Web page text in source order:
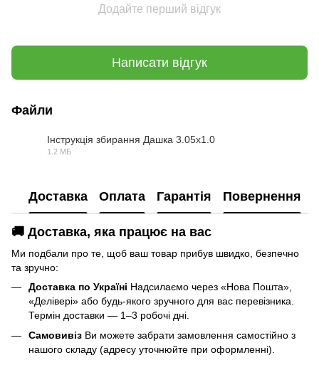
Додайте перший відгук
Написати відгук
Файли
Інструкція збирання Дашка 3.05х1.0
1.2 МБ
Доставка Оплата Гарантія Повернення
🚚 Доставка, яка працює на вас
Ми подбали про те, щоб ваш товар прибув швидко, безпечно
та зручно:
Доставка по Україні Надсилаємо через «Нова Пошта»,
«Делівері» або будь-якого зручного для вас перевізника.
Термін доставки — 1–3 робочі дні.
Самовивіз Ви можете забрати замовлення самостійно з
нашого складу (адресу уточнюйте при оформленні).